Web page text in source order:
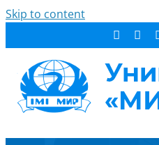
Skip to content